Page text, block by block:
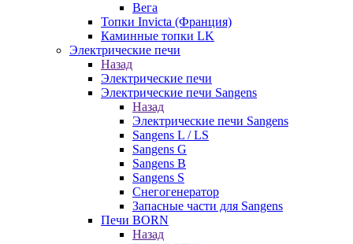
Вега
Топки Invicta (Франция)
Каминные топки LK
Электрические печи
Назад
Электрические печи
Электрические печи Sangens
Назад
Электрические печи Sangens
Sangens L / LS
Sangens G
Sangens B
Sangens S
Снегогенератор
Запасные части для Sangens
Печи BORN
Назад